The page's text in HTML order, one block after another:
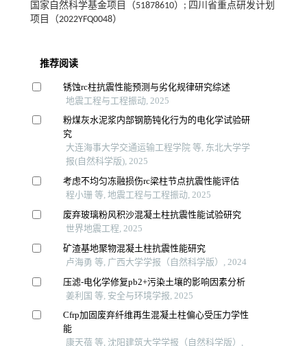
国家自然科学基金项目（51878610）; 四川省重点研发计划
项目（2022YFQ0048）